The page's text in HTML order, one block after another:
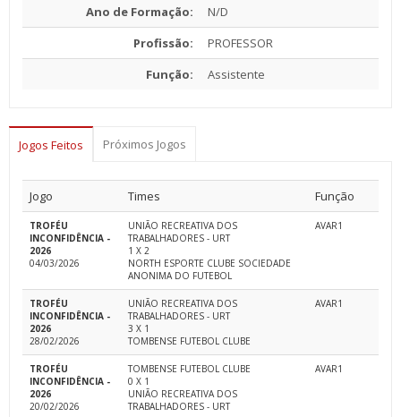
Ano de Formação:
N/D
Profissão:
PROFESSOR
Função:
Assistente
Jogos Feitos Próximos Jogos
Jogo Times Função
TROFÉU
INCONFIDÊNCIA -
2026
04/03/2026
UNIÃO RECREATIVA DOS
TRABALHADORES - URT
1 X 2
NORTH ESPORTE CLUBE SOCIEDADE
ANONIMA DO FUTEBOL
AVAR1
TROFÉU
INCONFIDÊNCIA -
2026
28/02/2026
UNIÃO RECREATIVA DOS
TRABALHADORES - URT
3 X 1
TOMBENSE FUTEBOL CLUBE
AVAR1
TROFÉU
INCONFIDÊNCIA -
2026
20/02/2026
TOMBENSE FUTEBOL CLUBE
0 X 1
UNIÃO RECREATIVA DOS
TRABALHADORES - URT
AVAR1